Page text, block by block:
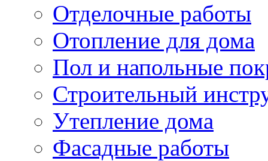
Отделочные работы
Отопление для дома
Пол и напольные
Строительный
Утепление дома
Фасадные работы